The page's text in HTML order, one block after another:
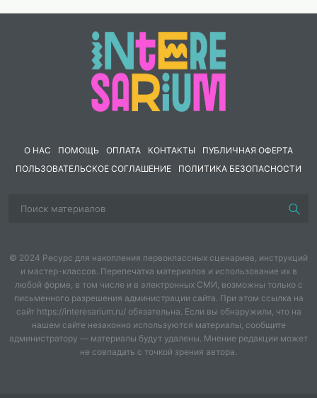
5 Во время дыхания энергия: А) накапливается
Б) расходуется, выделяется.
6 При фотосинтезе поглощается: А) кислород
7 Основной продукт фотосинтеза:
вещество Б) кислород В) минеральные соли.
фотосинтезе: А) вакуоли Б) рибосомы В) митохондрии
Г) хлоропласты.
10 Испарение воды листьями необходимо для:
А) защиты от перегрева Б) дыхания
О НАС ПОМОЩЬ ОПЛАТА КОНТАКТЫ
ПУБЛИЧНАЯ ОФЕРТА
ПОЛЬЗОВАТЕЛЬСКОЕ СОГЛАШЕНИЕ
ПОЛИТИКА БЕЗОПАСНОСТИ
© 2024 Ресурс для накопления первоклассных сценариев, инструкций
и мастер-классов. Перепечатка материалов и использование их в
любой форме, в том числе и в электронных СМИ, возможны только с
письменного разрешения администрации сайта. При этом ссылка на
сайт https://interesarium.ru/ обязательна. Если вы обнаружили, что на
нашем сайте незаконно используются материалы, сообщите
администратору — материалы будут удалены. Мнение редакции может
не совпадать с точкой зрения автора.